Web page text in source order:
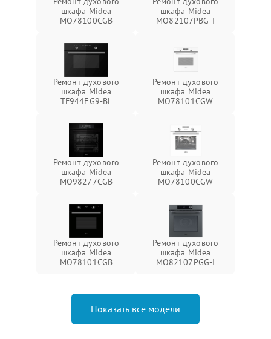
шкафа Midea
MO78100CGB
шкафа Midea
MO82107PBG-I
Ремонт духового
шкафа Midea
TF944EG9-BL
Ремонт духового
шкафа Midea
MO78101CGW
Ремонт духового
шкафа Midea
MO98277CGB
Ремонт духового
шкафа Midea
MO78100CGW
Ремонт духового
шкафа Midea
MO78101CGB
Ремонт духового
шкафа Midea
MO82107PGG-I
Показать все модели